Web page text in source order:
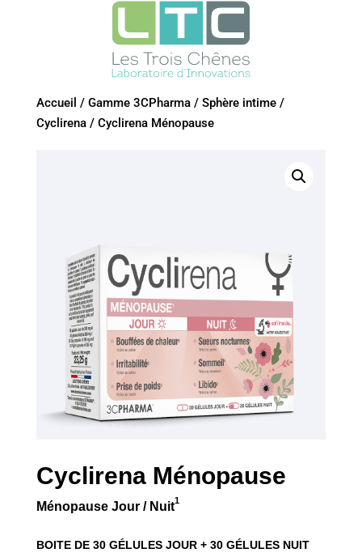
Accueil / Gamme 3CPharma/ Sphère intime/
Cyclirena/ Cyclirena Ménopause
Cyclirena Ménopause
Ménopause Jour / Nuit1
BOITE DE 30 GÉLULES JOUR + 30 GÉLULES NUIT